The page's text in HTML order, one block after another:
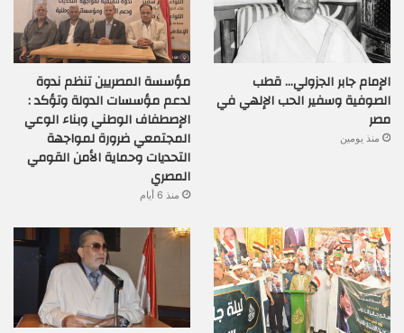
الإمام جابر الجزولي… قطب
الصوفية وسفير الحب الإلهي في
مصر
منذ يومين
مؤسسة المصريين تنظم ندوة
لدعم مؤسسات الدولة وتؤكد :
الإصطفاف الوطني وبناء الوعي
المجتمعي ضرورة لمواجهة
التحديات وحماية الأمن القومي
المصري
منذ 6 أيام